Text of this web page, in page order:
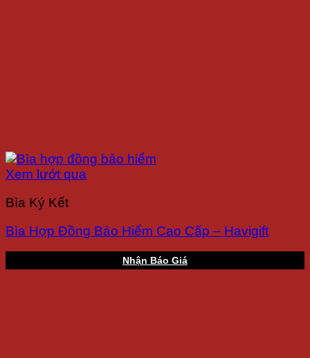
Xem lướt qua
Bìa Ký Kết
Bìa Hợp Đồng Bảo Hiểm Cao Cấp – Havigift
Nhận Báo Giá